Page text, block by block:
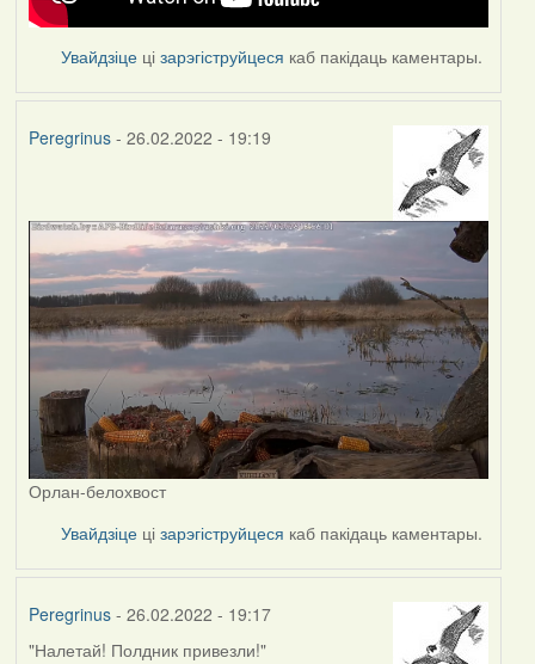
Увайдзіце цізарэгіструйцеся каб пакідаць каментары.
Peregrinus- 26.02.2022 - 19:19
Орлан-белохвост
Увайдзіце цізарэгіструйцеся каб пакідаць каментары.
Peregrinus- 26.02.2022 - 19:17
"Налетай! Полдник привезли!"